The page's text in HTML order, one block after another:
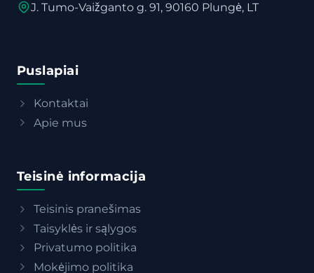
J. Tumo-Vaižganto g. 91, 90160 Plungė, LT
Puslapiai
Kontaktai
Apie mus
Teisinė informacija
Teisinis pranešimas
Taisyklės ir sąlygos
Privatumo politika
Mokėjimo politika